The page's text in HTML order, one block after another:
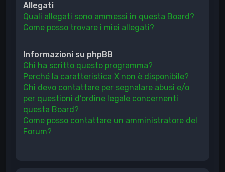
Allegati
Quali allegati sono ammessi in questa Board?
Come posso trovare i miei allegati?
Informazioni su phpBB
Chi ha scritto questo programma?
Perché la caratteristica X non è disponibile?
Chi devo contattare per segnalare abusi e/o
per questioni d’ordine legale concernenti
questa Board?
Come posso contattare un amministratore del
Forum?